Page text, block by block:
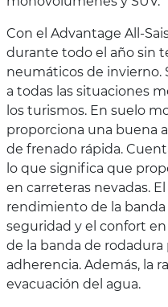
Con el Advantage All-
durante todo el año sin
neumáticos de invierno.
a todas las situaciones
los turismos. En suelo
proporciona una buena
de frenado rápida.
lo que significa que
en carreteras nevadas.
rendimiento de la
seguridad y el confort
de la banda de
adherencia. Además, la
evacuación del agua.